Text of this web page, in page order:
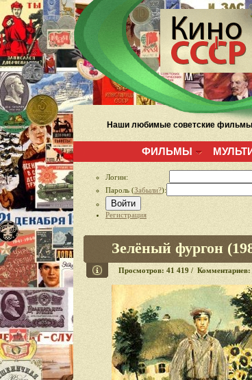
Наши любимые советские
ФИЛЬМЫ
Логин:
Пароль (Забыли?):
Войти
Регистрация
Зелёный фургон
Просмотров: 41 419 / Комментариев: